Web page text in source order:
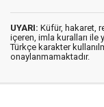
UYARI: Küfür, hakaret,
içeren, imla kuralları ile
Türkçe karakter
onaylanmamaktadır.